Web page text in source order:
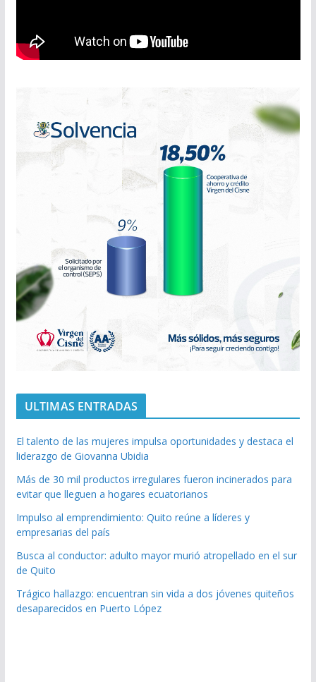
ULTIMAS ENTRADAS
El talento de las mujeres impulsa oportunidades y destaca el
liderazgo de Giovanna Ubidia
Más de 30 mil productos irregulares fueron incinerados para
evitar que lleguen a hogares ecuatorianos
Impulso al emprendimiento: Quito reúne a líderes y
empresarias del país
Busca al conductor: adulto mayor murió atropellado en el sur
de Quito
Trágico hallazgo: encuentran sin vida a dos jóvenes quiteños
desaparecidos en Puerto López